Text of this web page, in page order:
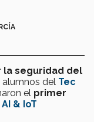
la seguridad del
alumnos del Tec
el primer
AI & IoT